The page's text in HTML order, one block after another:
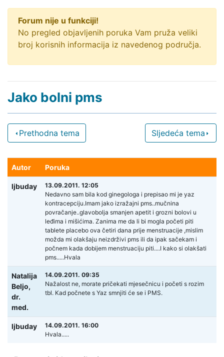
Forum nije u funkciji!
No pregled objavljenih poruka Vam pruža veliki
broj korisnih informacija iz navedenog područja.
Jako bolni pms
Prethodna tema Sljedeća tema
Autor Poruka
ljbuday
13.09.2011. 12:05
Nedavno sam bila kod ginegologa i prepisao mi je yaz
kontracepciju.Imam jako izražajni pms..mučnina
povračanje..glavobolja smanjen apetit i grozni bolovi u
leđima i mišićima. Zanima me da li bi mogla početi piti
tablete placebo ova četiri dana prije menstruacije ,mislim
možda mi olakšaju neizdrživi pms ili da ipak sačekam i
počnem kada dobijem menstruaciju piti....I kako si olakšati
pms.....Hvala
Natalija
Beljo,
dr.
med.
14.09.2011. 09:35
Nažalost ne, morate pričekati mjesečnicu i početi s rozim
tbl. Kad počnete s Yaz smnjiti će se i PMS.
ljbuday
14.09.2011. 16:00
Hvala.....